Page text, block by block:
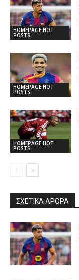
HOMEPAGE HOT
POSTS
HOMEPAGE HOT
POSTS
HOMEPAGE HOT
POSTS
ΣΧΕΤΙΚΆ ΆΡΘΡΑ